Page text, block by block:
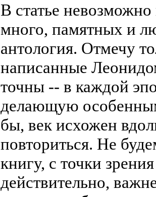
В статье
много, памятных и
антология. Отмечу
написанные
точны -- в каждой
делающую
бы, век исхожен
повториться. Не
книгу, с точки
действительно,